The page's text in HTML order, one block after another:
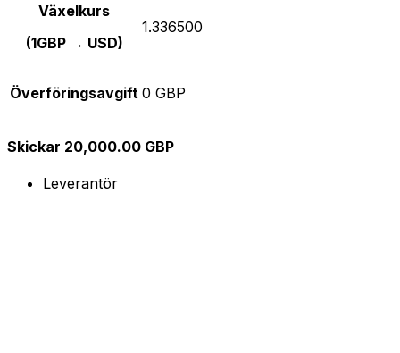
Växelkurs
(1GBP → USD)
1.336500
Överföringsavgift 0 GBP
Skickar 20,000.00 GBP
Leverantör